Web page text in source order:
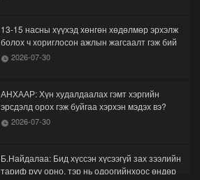
13-15 насны хүүхэд хөнгөн хөдөлмөр эрхэлж
болох ч хориглосон ажлын жагсаалт гэж бий
2026-07-30
АНХААР: Хүн худалдаалах гэмт хэргийн
эрсдэлд орох гэж буйгаа хэрхэн мэдэх вэ?
2026-07-30
Б.Найдалаа: Бид хүссэн хүсээгүй зах зээлийн
тариф руу орно, тэр нь одоогийнхоос өндөр